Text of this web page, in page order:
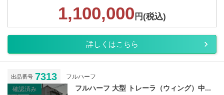
1,100,000 円(税込)
詳しくはこちら
出品番号 7313
フルハーフ
確認済み
フルハーフ 大型 トレーラ（ウィング）中...